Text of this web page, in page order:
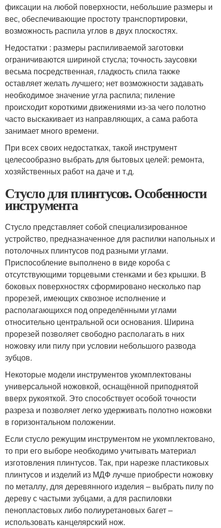
фиксации на любой поверхности, небольшие размеры и
вес, обеспечивающие простоту транспортировки,
возможность распила углов в двух плоскостях.
Недостатки : размеры распиливаемой заготовки
ограничиваются шириной стусла; точность заусовки
весьма посредственная, гладкость спила также
оставляет желать лучшего; нет возможности задавать
необходимое значение угла распила; пиление
происходит короткими движениями из-за чего полотно
часто выскакивает из направляющих, а сама работа
занимает много времени.
При всех своих недостатках, такой инструмент
целесообразно выбрать для бытовых целей: ремонта,
хозяйственных работ на даче и т.д.
Стусло для плинтусов. Особенности
инструмента
Стусло представляет собой специализированное
устройство, предназначенное для распилки напольных и
потолочных плинтусов под разными углами.
Приспособление выполнено в виде короба с
отсутствующими торцевыми стенками и без крышки. В
боковых поверхностях сформировано несколько пар
прорезей, имеющих сквозное исполнение и
располагающихся под определёнными углами
относительно центральной оси основания. Ширина
прорезей позволяет свободно располагать в них
ножовку или пилу при условии небольшого развода
зубцов.
Некоторые модели инструментов укомплектованы
универсальной ножовкой, оснащённой приподнятой
вверх рукояткой. Это способствует особой точности
разреза и позволяет легко удерживать полотно ножовки
в горизонтальном положении.
Если стусло режущим инструментом не укомплектовано,
то при его выборе необходимо учитывать материал
изготовления плинтусов. Так, при нарезке пластиковых
плинтусов и изделий из МДФ лучше приобрести ножовку
по металлу, для деревянного изделия – выбрать пилу по
дереву с частыми зубцами, а для распиловки
пенопластовых либо полиуретановых багет –
использовать канцелярский нож.